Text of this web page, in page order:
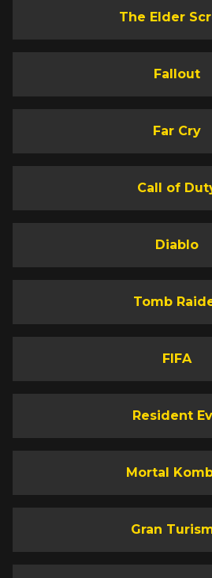
The Elder
Fallout
Far Cry
Call of
Diablo
Tomb
FIFA
Resident
Mortal
Gran